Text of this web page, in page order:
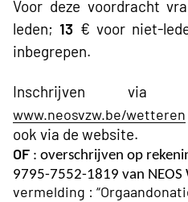
Voor deze voordracht
leden;13 € voor niet-
inbegrepen.
Inschrijven via
www.neosvzw.be/wetteren
ook via de website.
OF : overschrijven op
9795-7552-1819 van NEOS
vermelding :